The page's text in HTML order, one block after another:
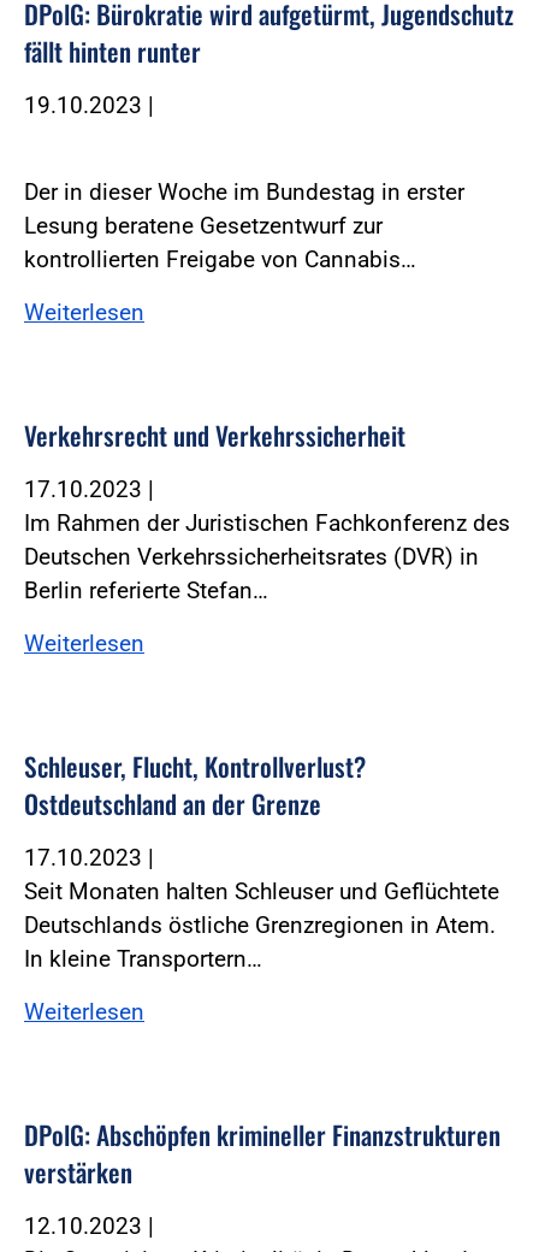
DPolG: Bürokratie wird aufgetürmt, Jugendschutz
fällt hinten runter
19.10.2023 |
Der in dieser Woche im Bundestag in erster
Lesung beratene Gesetzentwurf zur
kontrollierten Freigabe von Cannabis…
Weiterlesen
Verkehrsrecht und Verkehrssicherheit
17.10.2023 |
Im Rahmen der Juristischen Fachkonferenz des
Deutschen Verkehrssicherheitsrates (DVR) in
Berlin referierte Stefan…
Weiterlesen
Schleuser, Flucht, Kontrollverlust?
Ostdeutschland an der Grenze
17.10.2023 |
Seit Monaten halten Schleuser und Geflüchtete
Deutschlands östliche Grenzregionen in Atem.
In kleine Transportern…
Weiterlesen
DPolG: Abschöpfen krimineller Finanzstrukturen
verstärken
12.10.2023 |